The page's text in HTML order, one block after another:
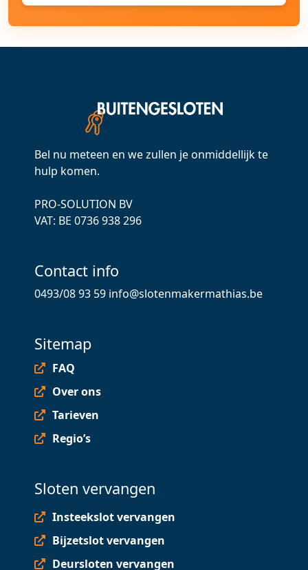
Bel nu meteen en we zullen je onmiddellijk te
hulp komen.
PRO-SOLUTION BV
VAT: ВЕ 0736 938 296
Contact info
0493/08 93 59 info@slotenmakermathias.be
Sitemap
FAQ
Over ons
Tarieven
Regio’s
Sloten vervangen
Insteekslot vervangen
Bijzetslot vervangen
Deursloten vervangen